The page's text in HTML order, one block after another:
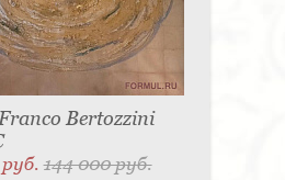
Bertozzini
руб.144 000 руб.